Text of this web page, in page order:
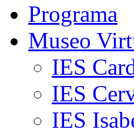
Programa
Museo
IES
IES
IES